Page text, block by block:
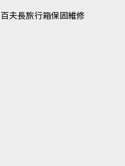
百夫長旅行箱保固維修